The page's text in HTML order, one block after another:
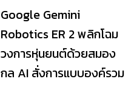
Google Gemini
Robotics ER 2 พลิกโฉม
วงการหุ่นยนต์ด้วยสมอง
กล AI สั่งการแบบองค์รวม